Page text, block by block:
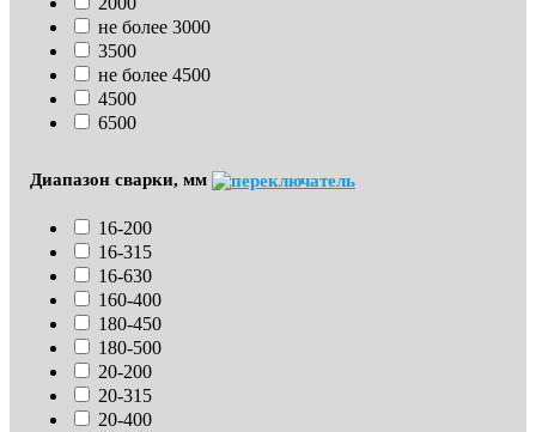
не более 3000
3500
не более 4500
4500
6500
Диапазон сварки, мм
16-200
16-315
16-630
160-400
180-450
180-500
20-200
20-315
20-400